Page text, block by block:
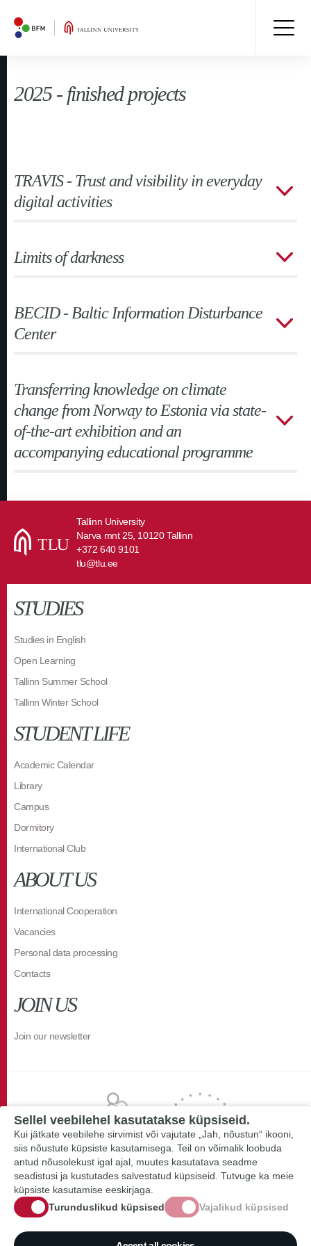
2025 - finished projects
TRAVIS - Trust and visibility in everyday
digital activities
Limits of darkness
BECID - Baltic Information Disturbance
Center
Transferring knowledge on climate
change from Norway to Estonia via state-
of-the-art exhibition and an
accompanying educational programme
Tallinn University
Narva mnt 25, 10120 Tallinn
+372 640 9101
tlu@tlu.ee
STUDIES
Studies in English
Open Learning
Tallinn Summer School
Tallinn Winter School
STUDENT LIFE
Academic Calendar
Library
Campus
Dormitory
International Club
ABOUT US
International Cooperation
Vacancies
Personal data processing
Contacts
JOIN US
Join our newsletter
Sellel veebilehel kasutatakse küpsiseid.
Kui jätkate veebilehe sirvimist või vajutate „Jah, nõustun“ ikooni,
siis nõustute küpsiste kasutamisega. Teil on võimalik loobuda
antud nõusolekust igal ajal, muutes kasutatava seadme
seadistusi ja kustutades salvestatud küpsiseid. Tutvuge ka meie
küpsiste kasutamise eeskirjaga.
Turunduslikud küpsised
Vajalikud küpsised